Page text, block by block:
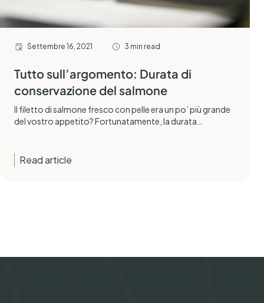
Settembre 16, 2021 3 min read
Tutto sull’argomento: Durata di
conservazione del salmone
Il filetto di salmone fresco con pelle era un po’ più grande
del vostro appetito? Fortunatamente, la durata…
Read article